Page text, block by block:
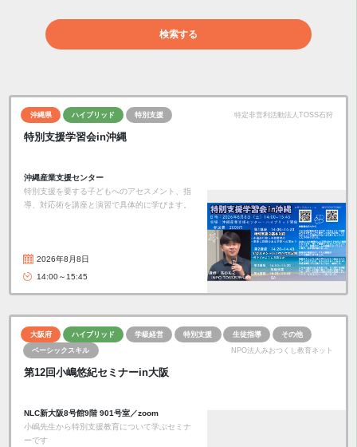
検索する
沖縄県 ハイブリッド 特別支援 特定非営利活動法人TOSS石狩
特別支援学習会in沖縄
沖縄産業支援センター
特別支援を要する子どもへのアセスメント、指
導、対応術を講座と演習で具体的に学びます。
2026年8月8日
14:00～15:45
大阪府 ハイブリッド 学級経営 特別支援 生徒指導
その他
ベーシックスキル
NPO法人みおつくし教育ネット
第12回小嶋悠紀セミナーin大阪
NLC新大阪8号館9階 901号室／zoom
小嶋先生から特別支援教育について学ぶセミナ
ーです